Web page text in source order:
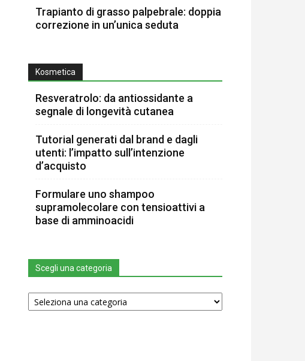
Trapianto di grasso palpebrale: doppia
correzione in un’unica seduta
Kosmetica
Resveratrolo: da antiossidante a
segnale di longevità cutanea
Tutorial generati dal brand e dagli
utenti: l’impatto sull’intenzione
d’acquisto
Formulare uno shampoo
supramolecolare con tensioattivi a
base di amminoacidi
Scegli una categoria
Scegli
una